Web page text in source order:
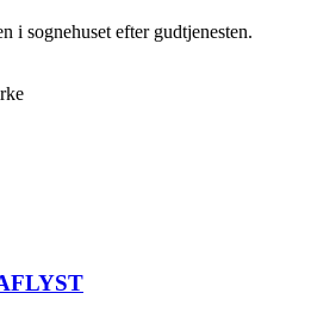
i sognehuset efter gudtjenesten.